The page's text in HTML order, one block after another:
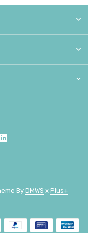
By DMWS x Plus+